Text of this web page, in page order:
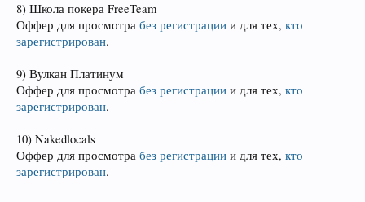
8) Школа покера FreeTeam
Оффер для просмотра без регистрации и для тех, кто
зарегистрирован.
9) Вулкан Платинум
Оффер для просмотра без регистрации и для тех, кто
зарегистрирован.
10) Nakedlocals
Оффер для просмотра без регистрации и для тех, кто
зарегистрирован.